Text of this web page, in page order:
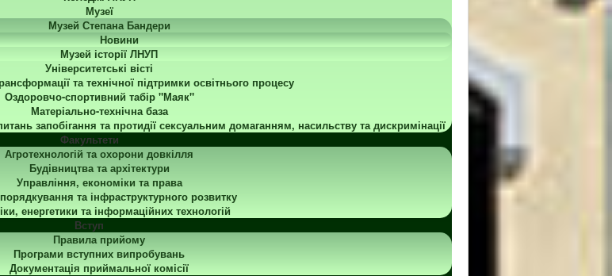
Музеї
Музей Степана Бандери
Новини
Музей історії ЛНУП
Університетські вісті
та технічної підтримки освітнього процесу
Оздоровчо-спортивний табір "Маяк"
Матеріально-технічна база
запобігання та протидії сексуальним домаганням, насильству та дискримінації
Факультети
Агротехнологій та охорони довкілля
Будівництва та архітектури
Управління, економіки та права
та інфраструктурного розвитку
енергетики та інформаційних технологій
Вступ
Правила прийому
Програми вступних випробувань
Документація приймальної комісії